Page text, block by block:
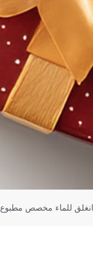
انغلق للماء مخصص مطبوع